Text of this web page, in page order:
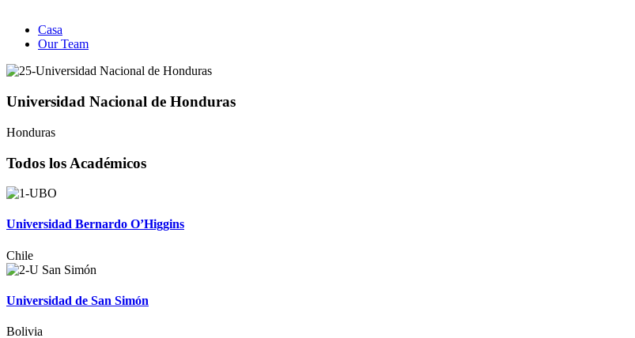
Casa
Our Team
Universidad Nacional de Honduras
Honduras
Todos los Académicos
Universidad Bernardo O’Higgins
Chile
Universidad de San Simón
Bolivia